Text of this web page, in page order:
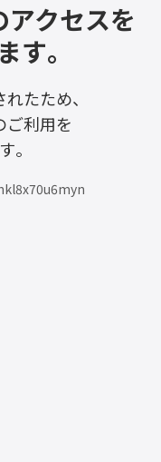
クセスを
す。
たため、
ご利用を
。